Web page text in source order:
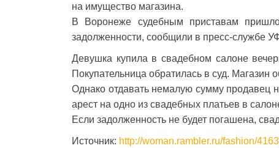
на имущество магазина.
В Воронеже судебным приставам
задолженности, сообщили в пресс-службе
Девушка купила в свадебном салоне
Покупательница обратилась в суд. Магазин
Однако отдавать немалую сумму продавец
арест на одно из свадебных платьев в
Если задолженность не будет погашена,
Источник: http://woman.rambler.ru/fashion/